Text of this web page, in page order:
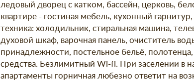
ледовый дворец с катком, бассейн, церковь,
квартире - гостиная мебель, кухонный
техника: холодильник, стиральная машина,
духовой шкаф, варочная панель, очиститель
принадлежности, постельное бельё,
средства. Безлимитный Wi-fi. При заселении в
апартаменты горничная любезно ответит на